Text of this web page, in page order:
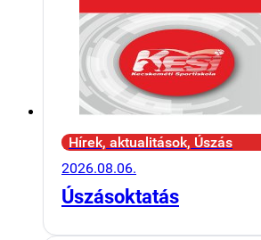
Hírek, aktualitások, Úszás
2026.08.06.
Úszásoktatás